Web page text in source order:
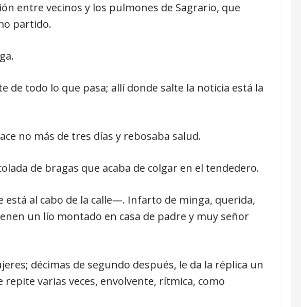
entre vecinos y los pulmones de Sagrario, que
partido.
de todo lo que pasa; allí donde salte la noticia está la
no más de tres días y rebosaba salud.
de bragas que acaba de colgar en el tendedero.
al cabo de la calle―. Infarto de minga, querida,
un lío montado en casa de padre y muy señor
décimas de segundo después, le da la réplica un
varias veces, envolvente, rítmica, como